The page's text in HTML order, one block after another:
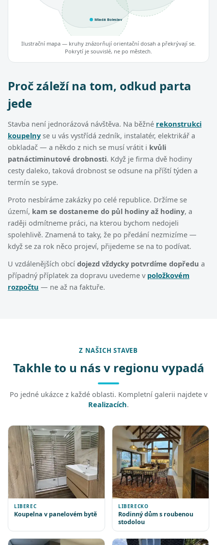
Mladá Boleslav
Ilustrační mapa — kruhy znázorňují orientační dosah a překrývají se.
Pokrytí je souvislé, ne po městech.
Proč záleží na tom, odkud parta
jede
Stavba není jednorázová návštěva. Na běžné rekonstrukci
koupelny se u vás vystřídá zedník, instalatér, elektrikář a
obkladač — a někdo z nich se musí vrátit i kvůli
patnáctiminutové drobnosti. Když je firma dvě hodiny
cesty daleko, taková drobnost se odsune na příští týden a
termín se sype.
Proto nesbíráme zakázky po celé republice. Držíme se
území, kam se dostaneme do půl hodiny až hodiny, a
raději odmítneme práci, na kterou bychom nedojeli
spolehlivě. Znamená to taky, že po předání nezmizíme —
když se za rok něco projeví, přijedeme se na to podívat.
U vzdálenějších obcí dojezd vždycky potvrdíme dopředu a
případný příplatek za dopravu uvedeme v položkovém
rozpočtu — ne až na faktuře.
Z NAŠICH STAVEB
Takhle to u nás v regionu vypadá
Po jedné ukázce z každé oblasti. Kompletní galerii najdete v
Realizacích.
LIBEREC
Koupelna v panelovém bytě
LIBERECKO
Rodinný dům s roubenou
stodolou